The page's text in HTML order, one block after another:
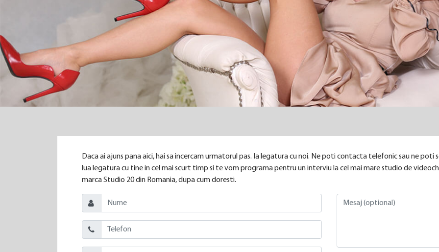
Daca ai ajuns pana aici, hai sa incercam urmatorul pas. Ia legatura cu noi. Ne poti contacta telefonic sau ne poti
lua legatura cu tine in cel mai scurt timp si te vom programa pentru un interviu la cel mai mare studio de
marca Studio 20 din Romania, dupa cum doresti.